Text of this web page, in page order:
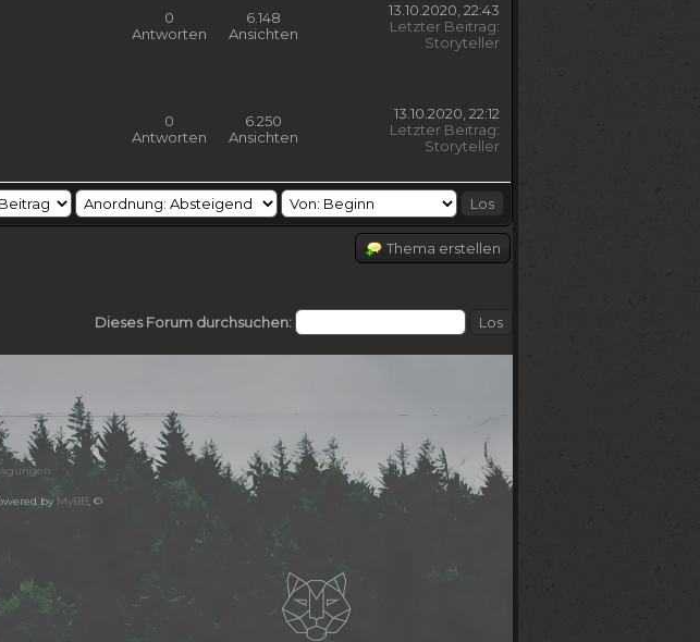
0
Antworten
6.148
Ansichten
13.10.2020, 22:43
Letzter Beitrag:
Storyteller
0
Antworten
6.250
Ansichten
13.10.2020, 22:12
Letzter Beitrag:
Storyteller
Thema erstellen
Dieses Forum durchsuchen:
by MyBB, ©